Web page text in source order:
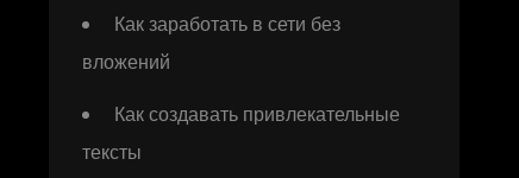
Как заработать в сети без
вложений
Как создавать привлекательные
тексты